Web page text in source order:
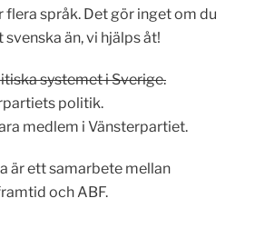
språk. Det gör inget om du
än, vi hjälps åt!
systemet i Sverige.
politik.
medlem i Vänsterpartiet.
är ett samarbete mellan
och ABF.